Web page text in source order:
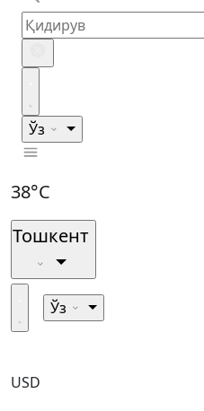
Ўз
38°C
Тошкент
Ўз
USD